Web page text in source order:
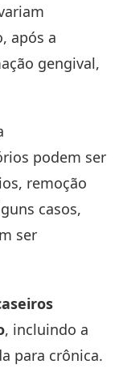
após a
gengival,
podem ser
remoção
casos,
ser
, incluindo a
para crônica.